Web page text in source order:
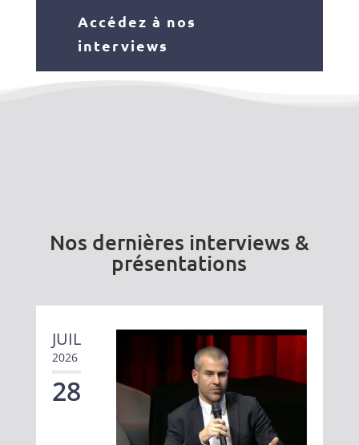
Accédez à nos
interviews
Nos dernières interviews &
présentations
JUIL
2026
28